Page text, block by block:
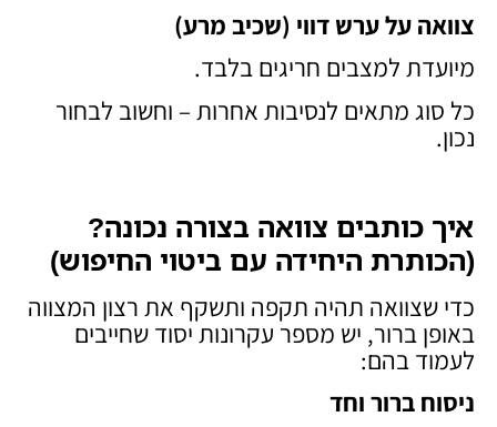
צוואה על ערש דווי (שכיב מרע)
מיועדת למצבים חריגים בלבד.
כל סוג מתאים לנסיבות אחרות – וחשוב לבחור
נכון.
איך כותבים צוואה בצורה נכונה?
(הכותרת היחידה עם ביטוי החיפוש)
כדי שצוואה תהיה תקפה ותשקף את רצון המצווה
באופן ברור, יש מספר עקרונות יסוד שחייבים
לעמוד בהם:
ניסוח ברור וחד